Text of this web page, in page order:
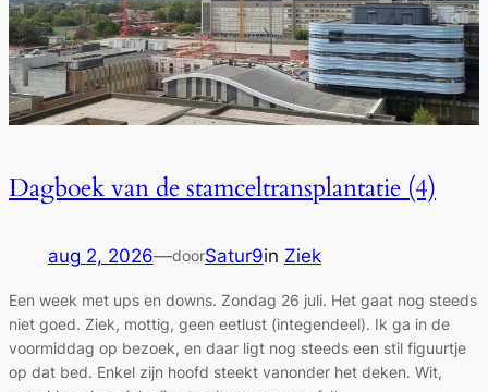
Dagboek van de stamceltransplantatie (4)
aug 2, 2026—doorSatur9in Ziek
Een week met ups en downs. Zondag 26 juli. Het gaat nog steeds
niet goed. Ziek, mottig, geen eetlust (integendeel). Ik ga in de
voormiddag op bezoek, en daar ligt nog steeds een stil figuurtje
op dat bed. Enkel zijn hoofd steekt vanonder het deken. Wit,